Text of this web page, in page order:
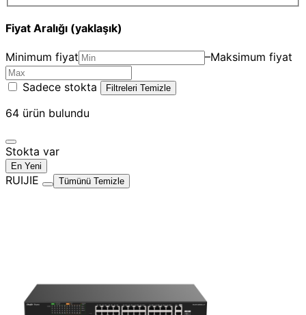
Fiyat Aralığı (yaklaşık)
Minimum fiyat –Maksimum fiyat
Sadece stokta Filtreleri Temizle
64 ürün bulundu
Stokta var
En Yeni
RUIJIE Tümünü Temizle